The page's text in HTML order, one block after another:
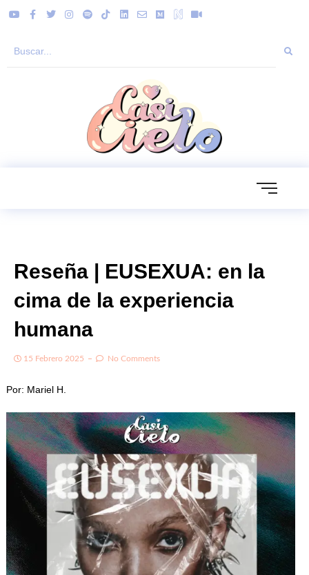
Reseña | EUSEXUA: en la
cima de la experiencia
humana
15 Febrero 2025 No Comments
Por: Mariel H.